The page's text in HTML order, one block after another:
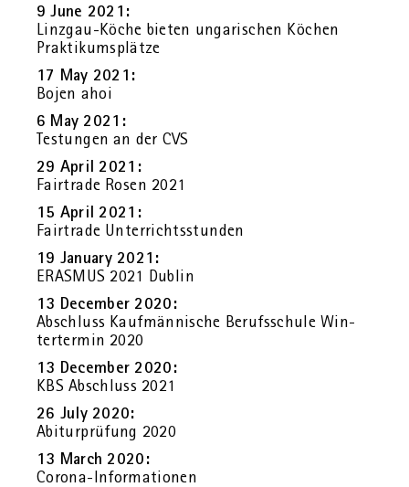
9 June 2021:
Linz­gau-Köche bie­ten un­ga­ri­schen Kö­chen
Prak­ti­kums­plät­ze
17 May 2021:
Bojen ahoi
6 May 2021:
Testun­gen an der CVS
29 April 2021:
Fair­tra­de Rosen 2021
15 April 2021:
Fair­tra­de Un­ter­richts­stun­den
19 Ja­nu­ary 2021:
ERAS­MUS 2021 Dub­lin
13 Decem­ber 2020:
Ab­schluss Kauf­män­ni­sche Be­rufs­schu­le Win­
ter­ter­min 2020
13 Decem­ber 2020:
KBS Ab­schluss 2021
26 July 2020:
Ab­itur­prü­fung 2020
13 March 2020:
Co­ro­na-In­for­ma­tio­nen